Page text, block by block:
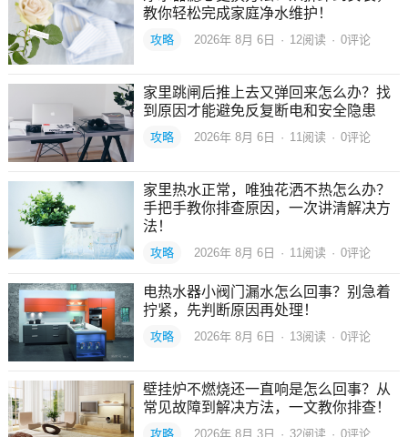
教你轻松完成家庭净水维护！
攻略 2026年 8月 6日 · 12阅读 · 0评论
家里跳闸后推上去又弹回来怎么办？找
到原因才能避免反复断电和安全隐患
攻略 2026年 8月 6日 · 11阅读 · 0评论
家里热水正常，唯独花洒不热怎么办？
手把手教你排查原因，一次讲清解决方
法！
攻略 2026年 8月 6日 · 11阅读 · 0评论
电热水器小阀门漏水怎么回事？别急着
拧紧，先判断原因再处理！
攻略 2026年 8月 6日 · 13阅读 · 0评论
壁挂炉不燃烧还一直响是怎么回事？从
常见故障到解决方法，一文教你排查！
攻略 2026年 8月 3日 · 32阅读 · 0评论